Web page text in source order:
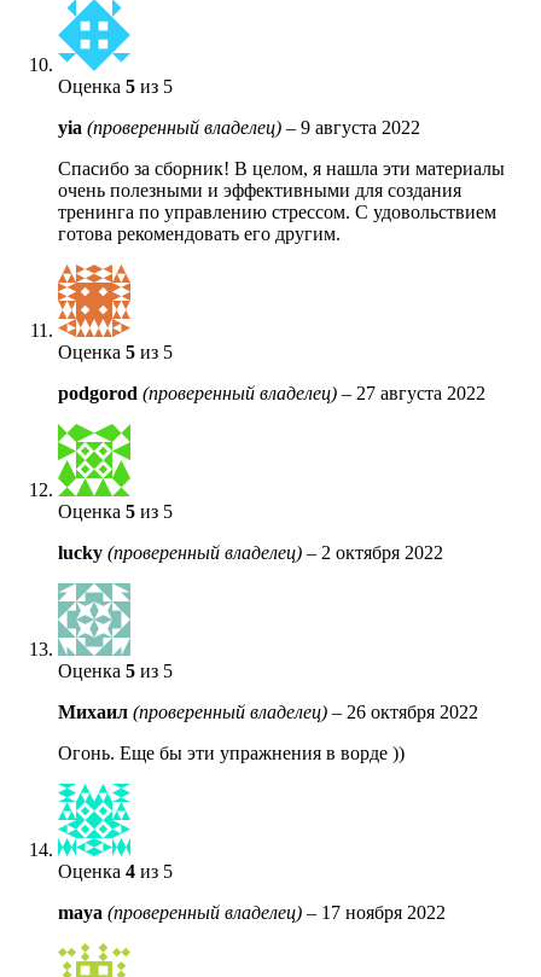
Оценка 5 из 5
yia (проверенный владелец) – 9 августа 2022
Спасибо за сборник! В целом, я нашла эти материалы
очень полезными и эффективными для создания
тренинга по управлению стрессом. С удовольствием
готова рекомендовать его другим.
Оценка 5 из 5
podgorod (проверенный владелец) – 27 августа 2022
Оценка 5 из 5
lucky (проверенный владелец) – 2 октября 2022
Оценка 5 из 5
Михаил (проверенный владелец) – 26 октября 2022
Огонь. Еще бы эти упражнения в ворде ))
Оценка 4 из 5
maya (проверенный владелец) – 17 ноября 2022